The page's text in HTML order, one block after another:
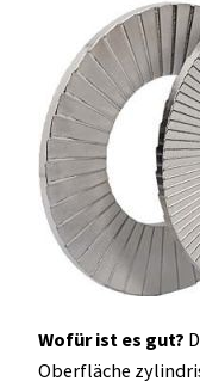
Wofür ist es gut?
Oberfläche